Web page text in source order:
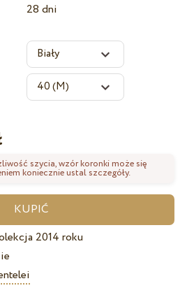
28 dni
szycia, wzór koronki może się
koniecznie ustal szczegóły.
2014 roku